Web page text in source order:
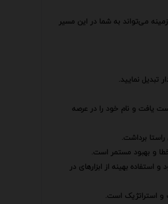
می‌تواند به شما در این مسیر
تبدیل نمایید.
یافت و نام خود را در عرصه
برداشت.
و بهبود مستمر است.
بهینه از ابزارهای در
و استراتژیک است.